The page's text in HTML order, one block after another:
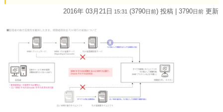
2016年 03月21日 15:31 (3790日前) 投稿 | 3790日前 更新